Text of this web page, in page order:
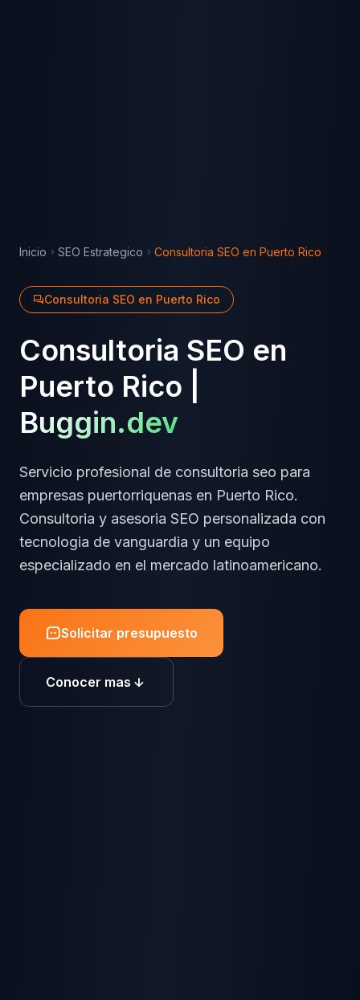
Inicio SEO Estrategico Consultoria SEO en Puerto Rico
Consultoria SEO en Puerto Rico
Consultoria SEO en
Puerto Rico
Buggin.dev
Servicio profesional de consultoria seo para
empresas puertorriquenas en Puerto Rico.
Consultoria y asesoria SEO personalizada con
tecnologia de vanguardia y un equipo
especializado en el mercado latinoamericano.
Solicitar presupuesto
Conocer mas